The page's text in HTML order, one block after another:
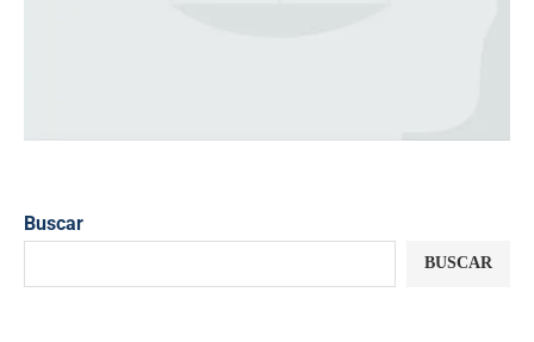
Buscar
BUSCAR